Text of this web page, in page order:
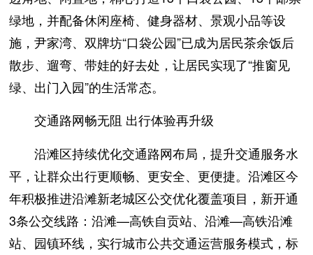
绿地，并配备休闲座椅、健身器材、景观小品等设
施，尹家湾、双牌坊“口袋公园”已成为居民茶余饭后
散步、遛弯、带娃的好去处，让居民实现了“推窗见
绿、出门入园”的生活常态。
交通路网畅无阻 出行体验再升级
沿滩区持续优化交通路网布局，提升交通服务水
平，让群众出行更顺畅、更安全、更便捷。沿滩区今
年积极推进沿滩新老城区公交优化覆盖项目，新开通
3条公交线路：沿滩—高铁自贡站、沿滩—高铁沿滩
站、园镇环线，实行城市公共交通运营服务模式，标